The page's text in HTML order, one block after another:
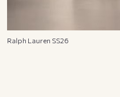
Ralph Lauren SS26